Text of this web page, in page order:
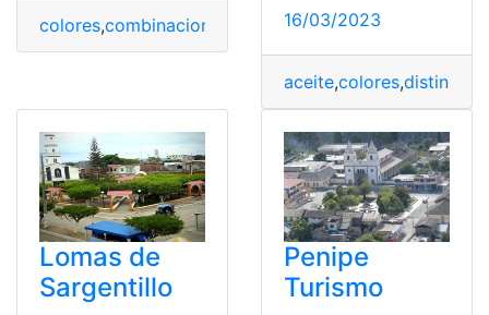
colores,combinaciones Hongqi L5,Lujo,Mercado
16/03/2023
aceite,colores,distinguir
Lomas de
Sargentillo
Penipe
Turismo